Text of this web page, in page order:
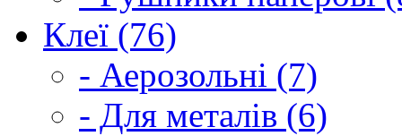
Клеї (76)
- Аерозольні (7)
- Для металів (6)